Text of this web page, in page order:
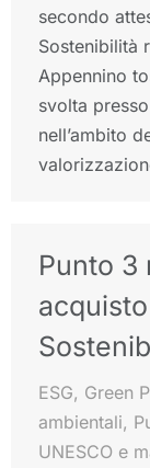
secondo
Sostenibilità
Appennino
svolta
nell’ambito
Punto 3
ESG, Green
ambientali,
UNESCO e